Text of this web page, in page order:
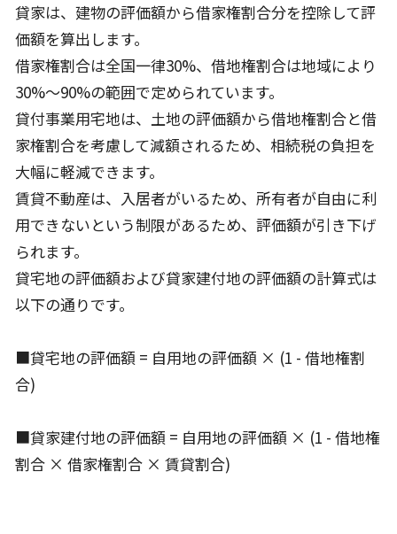
貸家は、建物の評価額から借家権割合分を控除して評
価額を算出します。
借家権割合は全国一律30%、借地権割合は地域により
30%〜90%の範囲で定められています。
貸付事業用宅地は、土地の評価額から借地権割合と借
家権割合を考慮して減額されるため、相続税の負担を
大幅に軽減できます。
賃貸不動産は、入居者がいるため、所有者が自由に利
用できないという制限があるため、評価額が引き下げ
られます。
貸宅地の評価額および貸家建付地の評価額の計算式は
以下の通りです。
■貸宅地の評価額 = 自用地の評価額 × (1 - 借地権割
合)
■貸家建付地の評価額 = 自用地の評価額 × (1 - 借地権
割合 × 借家権割合 × 賃貸割合)